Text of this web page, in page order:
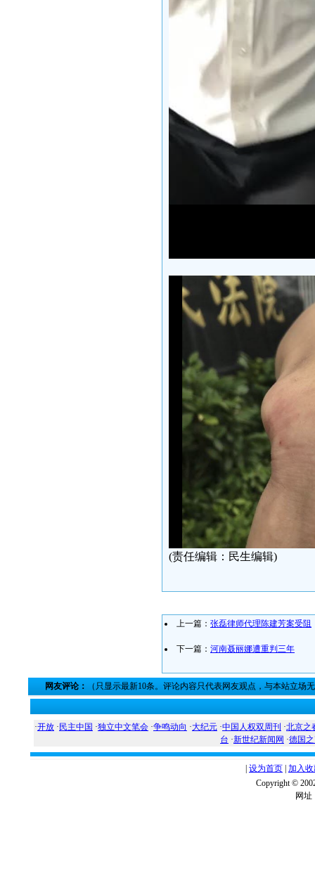
(责任编辑：民生编辑)
上一篇： 张磊律师代理陈建芳案受阻
下一篇： 河南聂丽娜遭重判三年
网友评论： （只显示最新10条。评论内容只代表网友观点，与本站立场
·开放 · 民主中国 ·独立中文笔会 ·争鸣动向 ·大纪元 ·中国人权双周刊 ·北京之
台 ·新世纪新闻网 ·德国
设为首页 加入
Copyright ©
网址